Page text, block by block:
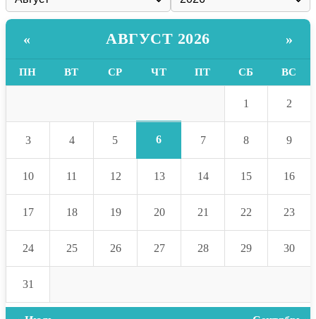
« АВГУСТ 2026 »
ПН ВТ СР ЧТ ПТ СБ ВС
1 2
3 4 5 6 7 8 9
10 11 12 13 14 15 16
17 18 19 20 21 22 23
24 25 26 27 28 29 30
31